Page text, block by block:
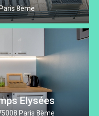
8ème
Elysées
Paris 8ème